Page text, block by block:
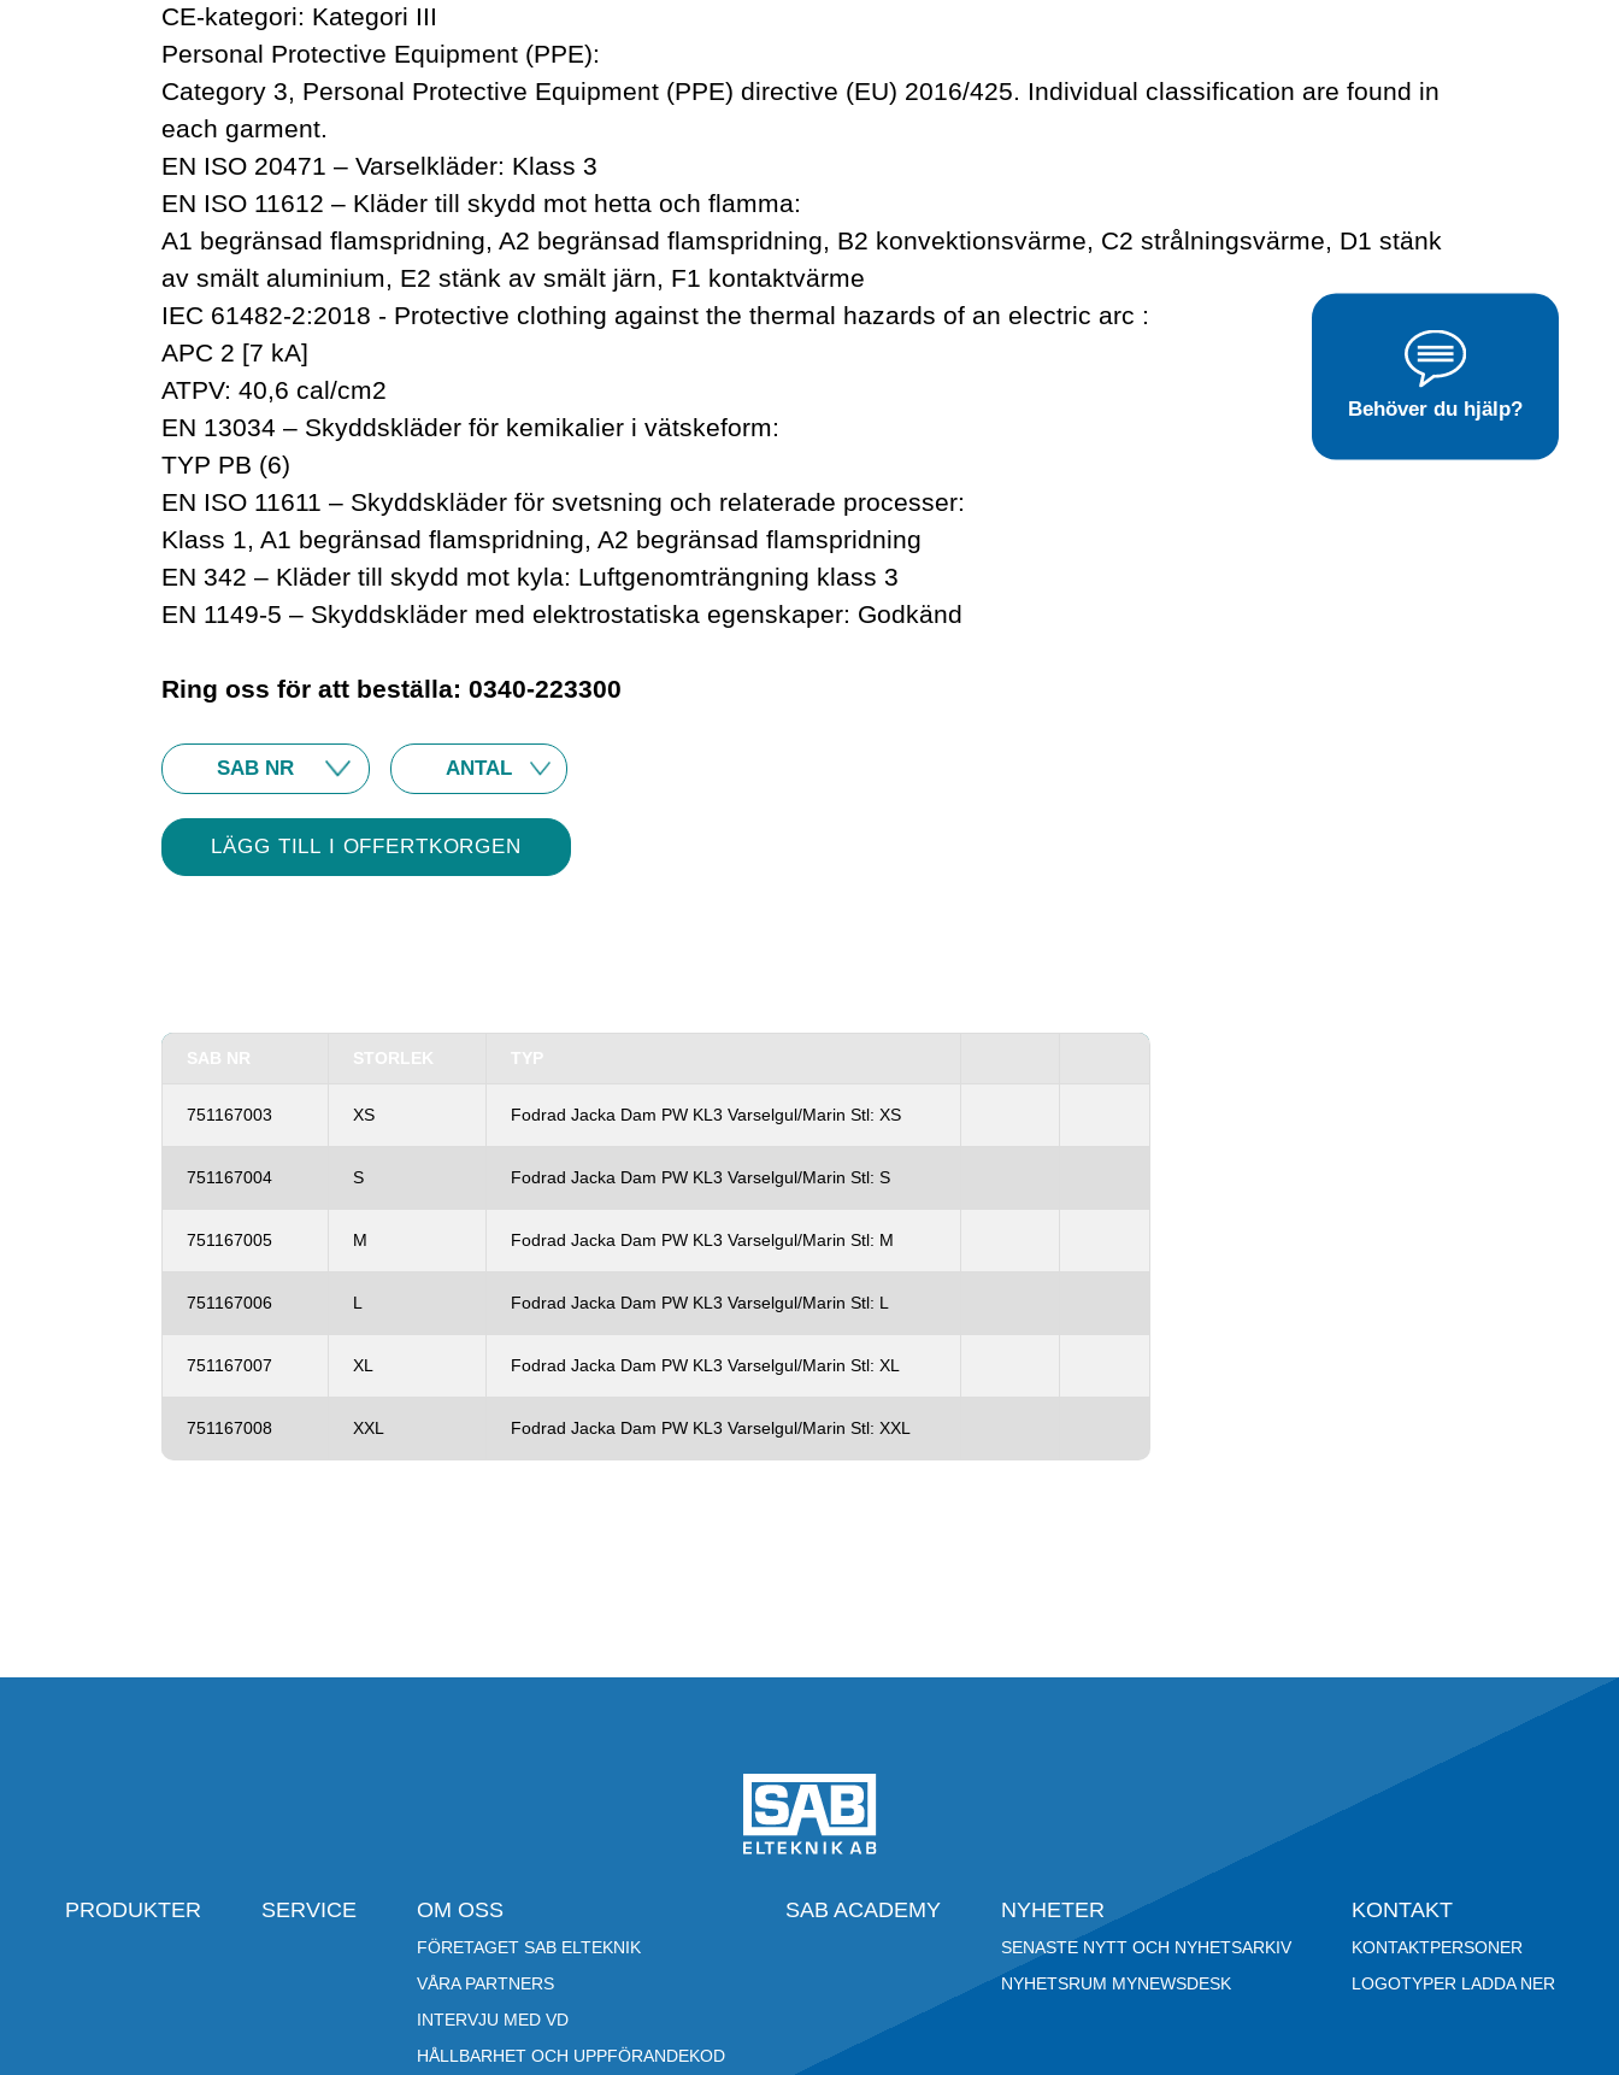
CE-kategori: Kategori III
Personal Protective Equipment (PPE):
Category 3, Personal Protective Equipment (PPE) directive (EU) 2016/425. Individual classification are found in
each garment.
EN ISO 20471 – Varselkläder: Klass 3
EN ISO 11612 – Kläder till skydd mot hetta och flamma:
A1 begränsad flamspridning, A2 begränsad flamspridning, B2 konvektionsvärme, C2 strålningsvärme, D1 stänk
av smält aluminium, E2 stänk av smält järn, F1 kontaktvärme
IEC 61482-2:2018 - Protective clothing against the thermal hazards of an electric arc :
APC 2 [7 kA]
ATPV: 40,6 cal/cm2
EN 13034 – Skyddskläder för kemikalier i vätskeform:
TYP PB (6)
EN ISO 11611 – Skyddskläder för svetsning och relaterade processer:
Klass 1, A1 begränsad flamspridning, A2 begränsad flamspridning
EN 342 – Kläder till skydd mot kyla: Luftgenomträngning klass 3
EN 1149-5 – Skyddskläder med elektrostatiska egenskaper: Godkänd
Ring oss för att beställa: 0340-223300
SAB NR STORLEK TYP
751167003 XS Fodrad Jacka Dam PW KL3 Varselgul/Marin Stl: XS
751167004 S Fodrad Jacka Dam PW KL3 Varselgul/Marin Stl: S
751167005 M Fodrad Jacka Dam PW KL3 Varselgul/Marin Stl: M
751167006 L Fodrad Jacka Dam PW KL3 Varselgul/Marin Stl: L
751167007 XL Fodrad Jacka Dam PW KL3 Varselgul/Marin Stl: XL
751167008 XXL Fodrad Jacka Dam PW KL3 Varselgul/Marin Stl: XXL
Behöver du hjälp?
PRODUKTER SERVICE OM OSS
FÖRETAGET SAB ELTEKNIK
VÅRA PARTNERS
INTERVJU MED VD
HÅLLBARHET OCH UPPFÖRANDEKOD
SAB ACADEMY NYHETER
SENASTE NYTT OCH NYHETSARKIV
NYHETSRUM MYNEWSDESK
KONTAKT
KONTAKTPERSONER
LOGOTYPER LADDA NER